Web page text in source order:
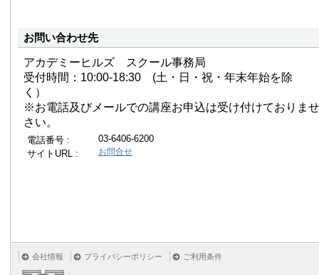
お問い合わせ先
アカデミーヒルズ スクール事務局
受付時間：10:00-18:30 (土・日・祝・年末年始を除
く）
※お電話及びメールでの講座お申込は受け付けておりま
さい。
電話番号 :
03-6406-6200
サイトURL :
お問合せ
会社情報 プライバシーポリシー ご利用条件